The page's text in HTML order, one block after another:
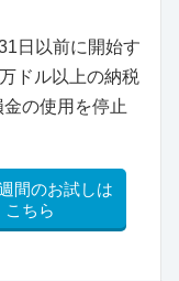
日以前に開始す
ドル以上の納税
の使用を停止
間のお試しは
こちら